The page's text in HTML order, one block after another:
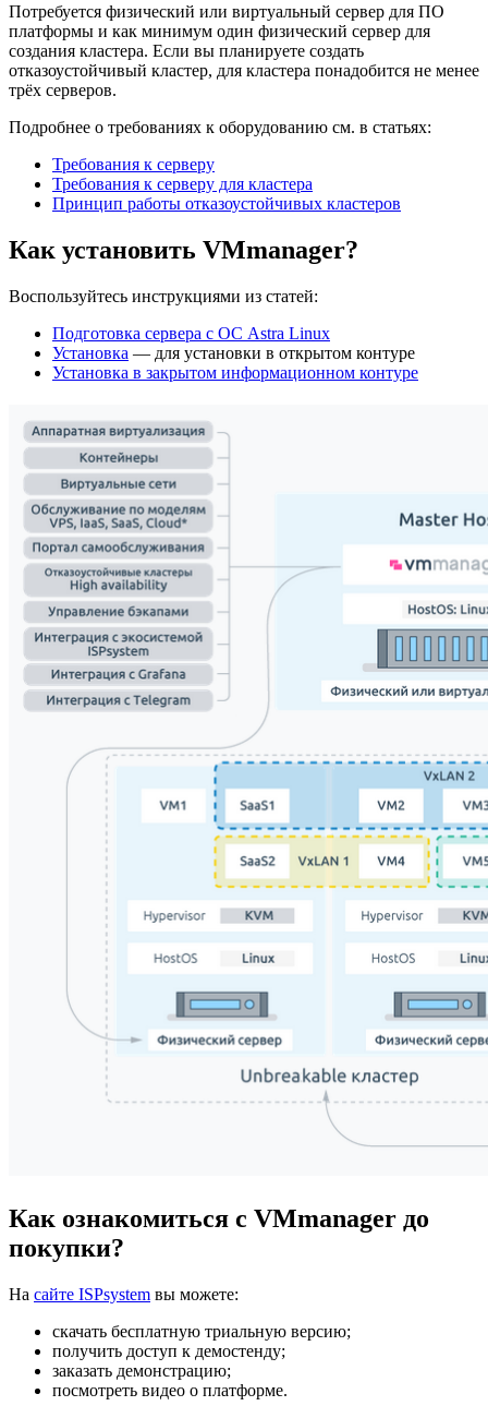
Потребуется физический или виртуальный сервер для ПО
платформы и как минимум один физический сервер для
создания кластера. Если вы планируете создать
отказоустойчивый кластер, для кластера понадобится не менее
трёх серверов.
Подробнее о требованиях к оборудованию см. в статьях:
Требования к серверу
Требования к серверу для кластера
Принцип работы отказоустойчивых кластеров
Как установить VMmanager?
Воспользуйтесь инструкциями из статей:
Подготовка сервера с ОС Astra Linux
Установка — для установки в открытом контуре
Установка в закрытом информационном контуре
Как ознакомиться с VMmanager до
покупки?
На сайте ISPsystem вы можете:
скачать бесплатную триальную версию;
получить доступ к демостенду;
заказать демонстрацию;
посмотреть видео о платформе.